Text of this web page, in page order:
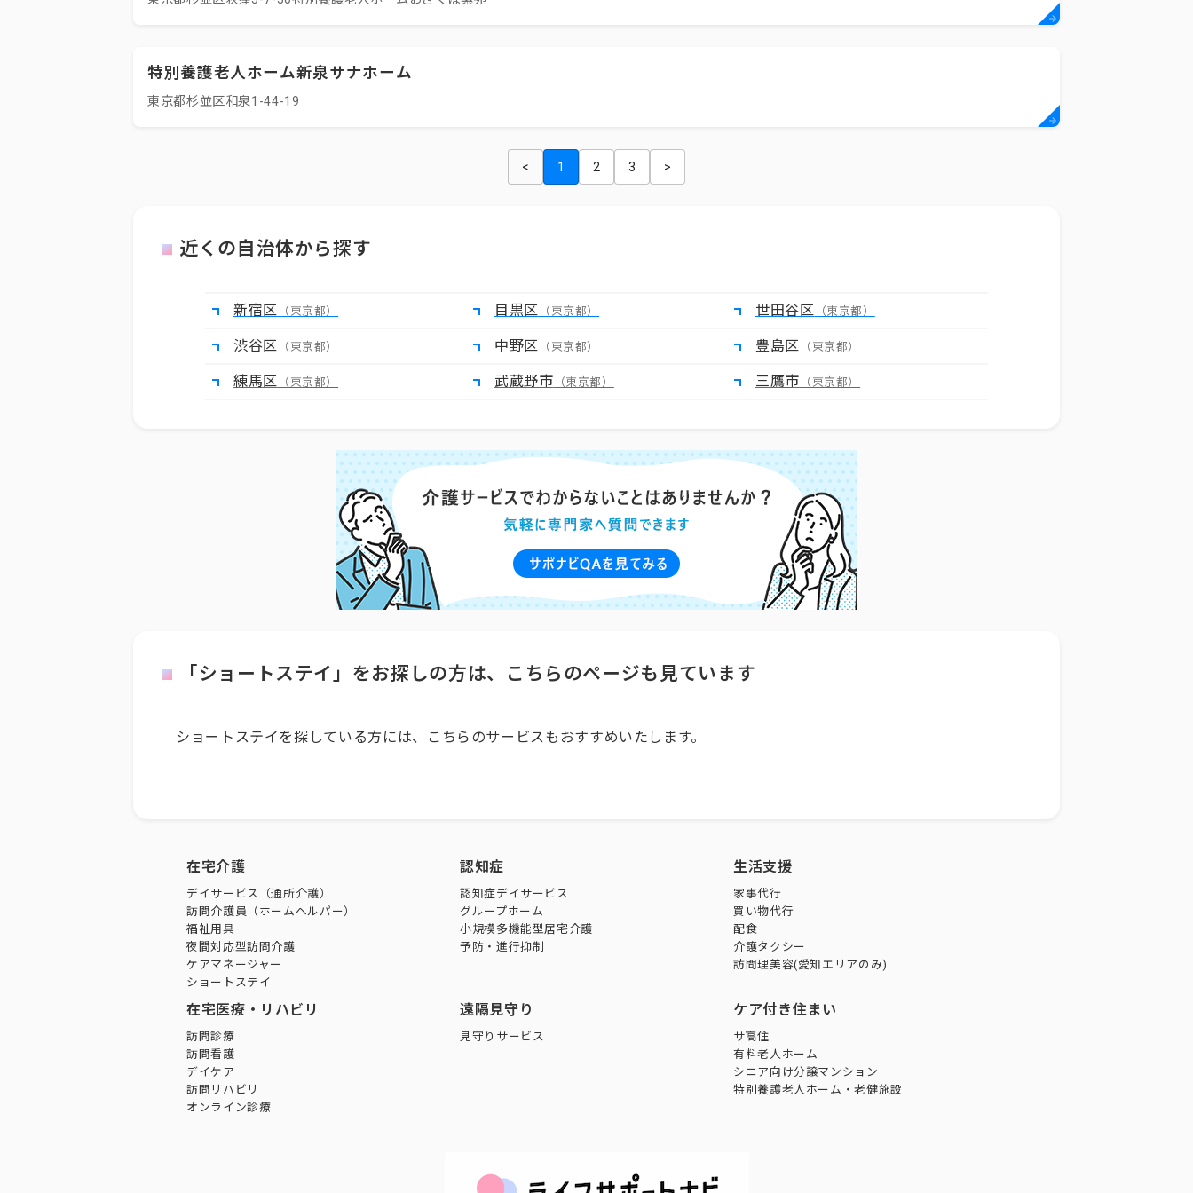
特別養護老人ホーム新泉サナホーム
東京都杉並区和泉1-44-19
< 1 2 3 >
近くの自治体から探す
新宿区 （東京都） 目黒区 （東京都） 世田谷区 （東京都）
渋谷区 （東京都） 中野区 （東京都） 豊島区 （東京都）
練馬区 （東京都） 武蔵野市 （東京都） 三鷹市 （東京都）
「ショートステイ」をお探しの方は、こちらのページも見ています
ショートステイを探している方には、こちらのサービスもおすすめいたします。
在宅介護
デイサービス（通所介護）
訪問介護員（ホームヘルパー）
福祉用具
夜間対応型訪問介護
ケアマネージャー
ショートステイ
認知症
認知症デイサービス
グループホーム
小規模多機能型居宅介護
予防・進行抑制
生活支援
家事代行
買い物代行
配食
介護タクシー
訪問理美容(愛知エリアのみ)
在宅医療・リハビリ
訪問診療
訪問看護
デイケア
訪問リハビリ
オンライン診療
遠隔見守り
見守りサービス
ケア付き住まい
サ高住
有料老人ホーム
シニア向け分譲マンション
特別養護老人ホーム・老健施設